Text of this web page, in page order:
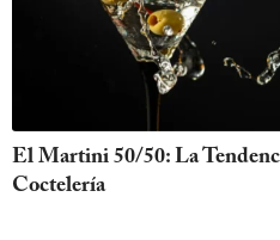
El Martini 50/50: La
Coctelería